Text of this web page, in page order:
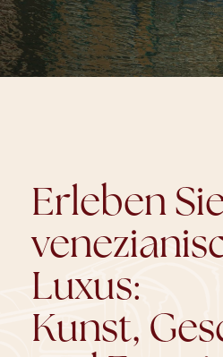
Luxus:
Kunst,
und